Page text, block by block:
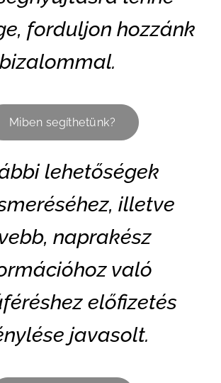
forduljon hozzánk
bizalommal.
Miben segíthetünk?
lehetőségek
illetve
naprakész
való
előfizetés
javasolt.